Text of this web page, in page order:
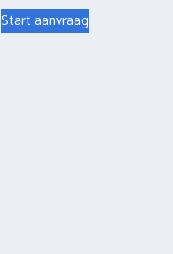
Start aanvraag